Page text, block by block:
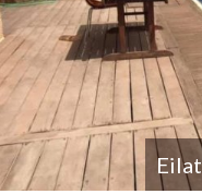
Eilat